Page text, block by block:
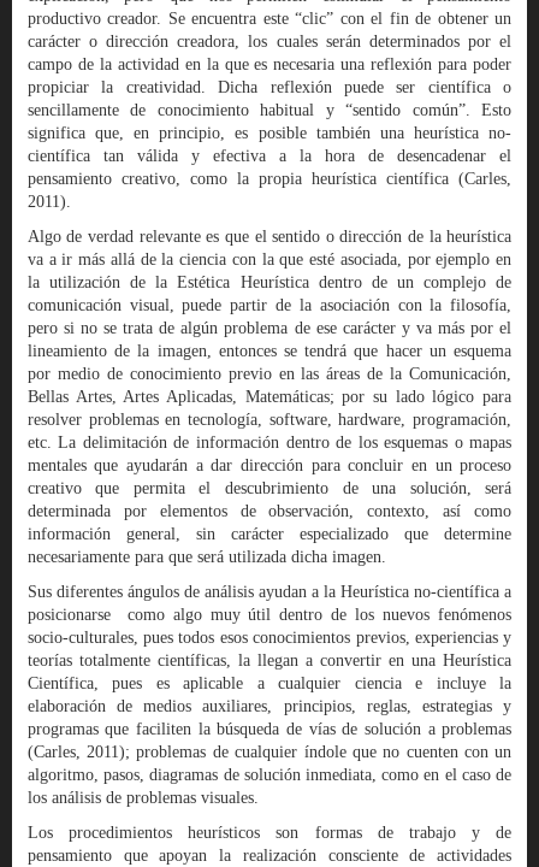
productivo creador. Se encuentra este “clic” con el fin de obtener un
carácter o dirección creadora, los cuales serán determinados por el
campo de la actividad en la que es necesaria una reflexión para poder
propiciar la creatividad. Dicha reflexión puede ser científica o
sencillamente de conocimiento habitual y “sentido común”. Esto
significa que, en principio, es posible también una heurística no-
científica tan válida y efectiva a la hora de desencadenar el
pensamiento creativo, como la propia heurística científica (Carles,
2011).
Algo de verdad relevante es que el sentido o dirección de la heurística
va a ir más allá de la ciencia con la que esté asociada, por ejemplo en
la utilización de la Estética Heurística dentro de un complejo de
comunicación visual, puede partir de la asociación con la filosofía,
pero si no se trata de algún problema de ese carácter y va más por el
lineamiento de la imagen, entonces se tendrá que hacer un esquema
por medio de conocimiento previo en las áreas de la Comunicación,
Bellas Artes, Artes Aplicadas, Matemáticas; por su lado lógico para
resolver problemas en tecnología, software, hardware, programación,
etc. La delimitación de información dentro de los esquemas o mapas
mentales que ayudarán a dar dirección para concluir en un proceso
creativo que permita el descubrimiento de una solución, será
determinada por elementos de observación, contexto, así como
información general, sin carácter especializado que determine
necesariamente para que será utilizada dicha imagen.
Sus diferentes ángulos de análisis ayudan a la Heurística no-científica a
posicionarse como algo muy útil dentro de los nuevos fenómenos
socio-culturales, pues todos esos conocimientos previos, experiencias y
teorías totalmente científicas, la llegan a convertir en una Heurística
Científica, pues es aplicable a cualquier ciencia e incluye la
elaboración de medios auxiliares, principios, reglas, estrategias y
programas que faciliten la búsqueda de vías de solución a problemas
(Carles, 2011); problemas de cualquier índole que no cuenten con un
algoritmo, pasos, diagramas de solución inmediata, como en el caso de
los análisis de problemas visuales.
Los procedimientos heurísticos son formas de trabajo y de
pensamiento que apoyan la realización consciente de actividades